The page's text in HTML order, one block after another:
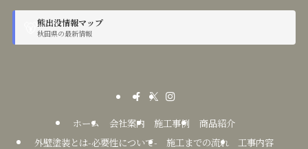
熊出没情報マップ
秋田県の最新情報
ホーム 会社案内 施工事例
商品紹介
外壁塗装とは-必要性について-
施工までの流れ 工事内容